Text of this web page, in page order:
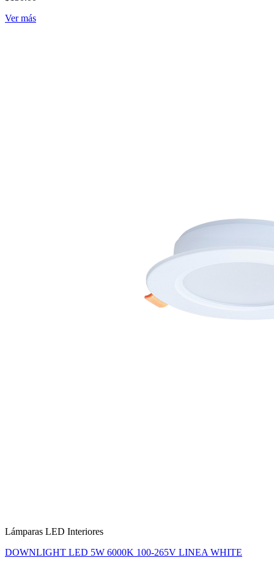
Ver más
Lámparas LED Interiores
DOWNLIGHT LED 5W 6000K 100-265V LINEA WHITE